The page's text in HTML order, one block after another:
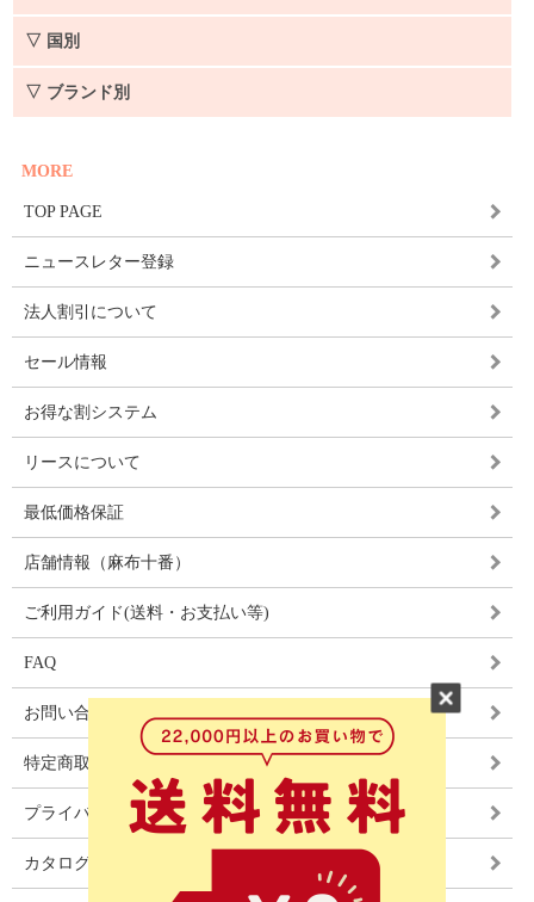
▽ 国別
▽ ブランド別
MORE
TOP PAGE
ニュースレター登録
法人割引について
セール情報
お得な割システム
リースについて
最低価格保証
店舗情報（麻布十番）
ご利用ガイド(送料・お支払い等)
FAQ
お問い合わせ
特定商取引法に基づく表記
プライバシーポリシー
カタログ